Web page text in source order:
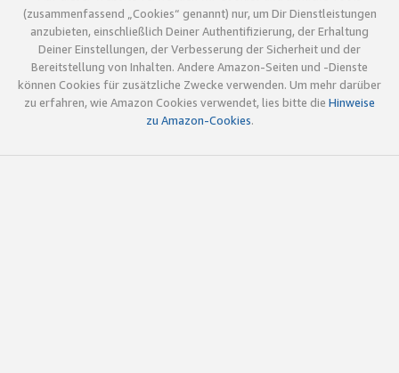
(zusammenfassend „Cookies“ genannt) nur, um Dir Dienstleistungen
anzubieten, einschließlich Deiner Authentifizierung, der Erhaltung
Deiner Einstellungen, der Verbesserung der Sicherheit und der
Bereitstellung von Inhalten. Andere Amazon-Seiten und -Dienste
können Cookies für zusätzliche Zwecke verwenden. Um mehr darüber
zu erfahren, wie Amazon Cookies verwendet, lies bitte die Hinweise
zu Amazon-Cookies.